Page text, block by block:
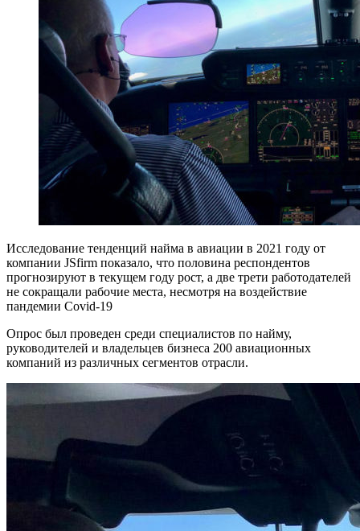
Исследование тенденций найма в авиации в 2021 году от
компании JSfirm показало, что половина респондентов
прогнозируют в текущем году рост, а две трети работодателей
не сокращали рабочие места, несмотря на воздействие
пандемии Covid-19
Опрос был проведен среди специалистов по найму,
руководителей и владельцев бизнеса 200 авиационных
компаний из различных сегментов отрасли.